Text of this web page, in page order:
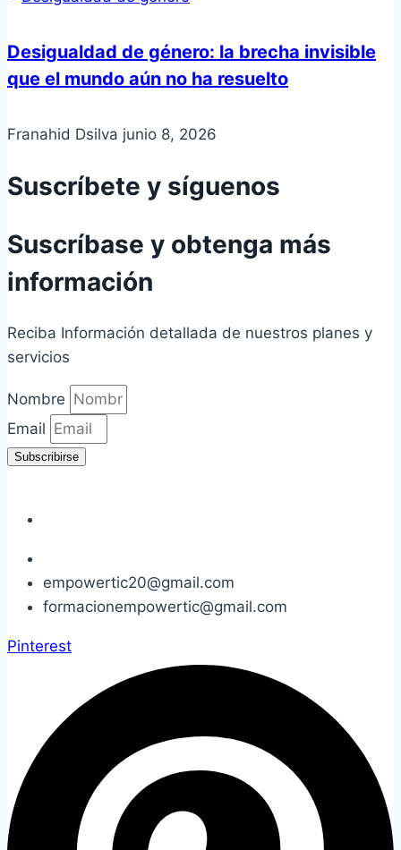
Desigualdad de género: la brecha invisible
que el mundo aún no ha resuelto
Franahid Dsilva junio 8, 2026
Suscríbete y síguenos
Suscríbase y obtenga más
información
Reciba Información detallada de nuestros planes y
servicios
Nombre
Email
Subscribirse
empowertic20@gmail.com
formacionempowertic@gmail.com
Pinterest